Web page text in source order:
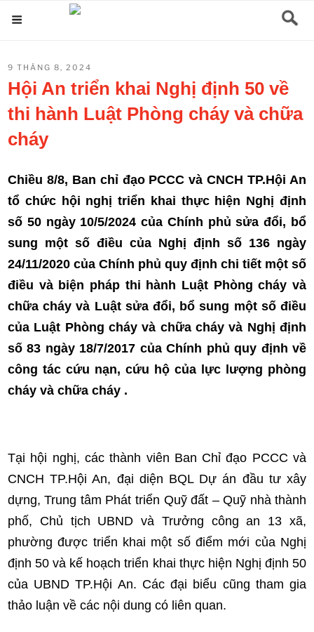
nội
dung
ĐĂNG
TRONG
9 THÁNG 8, 2024
Hội An triển khai Nghị định 50 về
thi hành Luật Phòng cháy và chữa
cháy
Chiều 8/8, Ban chỉ đạo PCCC và CNCH TP.Hội An
tổ chức hội nghị triển khai thực hiện Nghị định
số 50 ngày 10/5/2024 của Chính phủ sửa đổi, bổ
sung một số điều của Nghị định số 136 ngày
24/11/2020 của Chính phủ quy định chi tiết một số
điều và biện pháp thi hành Luật Phòng cháy và
chữa cháy và Luật sửa đổi, bổ sung một số điều
của Luật Phòng cháy và chữa cháy và Nghị định
số 83 ngày 18/7/2017 của Chính phủ quy định về
công tác cứu nạn, cứu hộ của lực lượng phòng
cháy và chữa cháy .
Tại hội nghị, các thành viên Ban Chỉ đạo PCCC và
CNCH TP.Hội An, đại diện BQL Dự án đầu tư xây
dựng, Trung tâm Phát triển Quỹ đất – Quỹ nhà thành
phố, Chủ tịch UBND và Trưởng công an 13 xã,
phường được triển khai một số điểm mới của Nghị
định 50 và kế hoạch triển khai thực hiện Nghị định 50
của UBND TP.Hội An. Các đại biểu cũng tham gia
thảo luận về các nội dung có liên quan.